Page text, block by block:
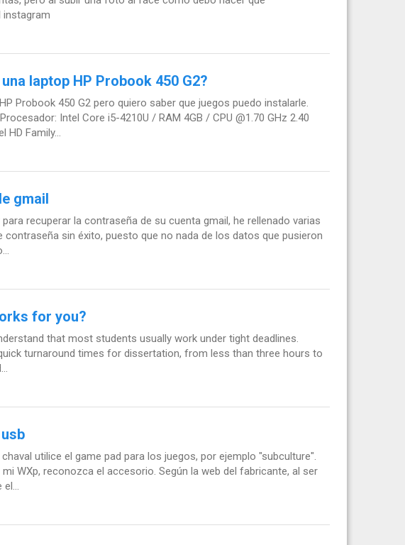
laptop HP Probook 450 G2?
Probook 450 G2 pero quiero saber que juegos puedo instalarle.
Intel Core i5-4210U / RAM 4GB / CPU @1.70 GHz 2.40
HD Family...
gmail
recuperar la contraseña de su cuenta gmail, he rellenado varias
sin éxito, puesto que no nada de los datos que pusieron
for you?
that most students usually work under tight deadlines.
turnaround times for dissertation, from less than three hours to
utilice el game pad para los juegos, por ejemplo "subculture".
WXp, reconozca el accesorio. Según la web del fabricante, al ser